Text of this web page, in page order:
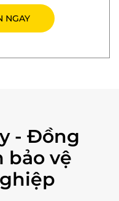
NGAY
- Đồng
bảo vệ